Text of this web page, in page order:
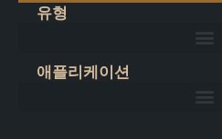
유형
애플리케이션